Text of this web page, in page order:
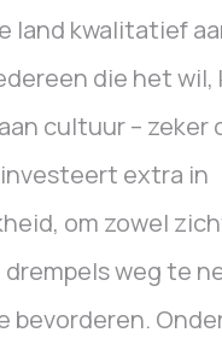
land kwalitatief
die het wil,
cultuur – zeker
extra in
om zowel
weg te